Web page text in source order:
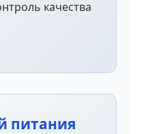
качества
питания